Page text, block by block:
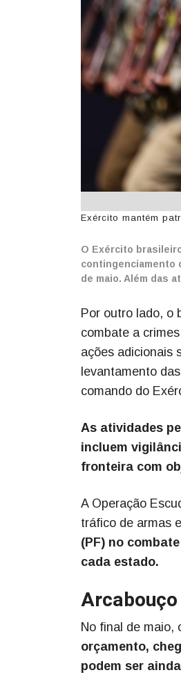
Exército mantém
O Exército
contingenciamento
de maio. Além das
Por outro lado, o
combate a
ações adicionais
levantamento
comando do
As atividades
incluem
fronteira com
A Operação
tráfico de armas
(PF) no
cada estado.
No final de maio,
orçamento,
podem ser